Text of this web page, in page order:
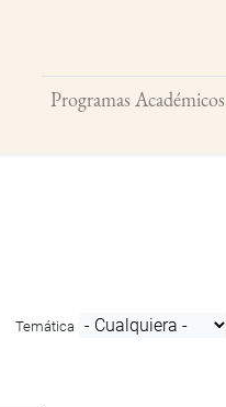
Programas Académicos
Buscar
Temática